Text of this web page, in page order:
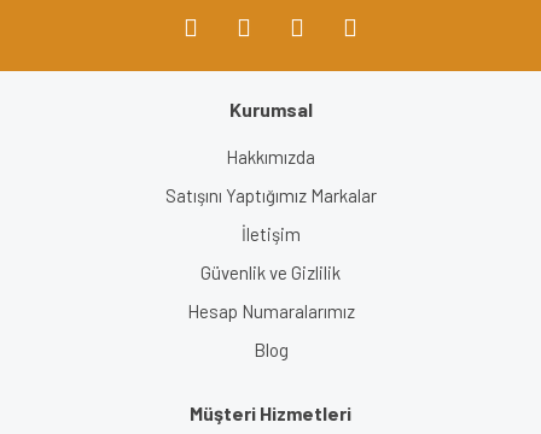
Kurumsal
Hakkımızda
Satışını Yaptığımız Markalar
İletişim
Güvenlik ve Gizlilik
Hesap Numaralarımız
Blog
Müşteri Hizmetleri